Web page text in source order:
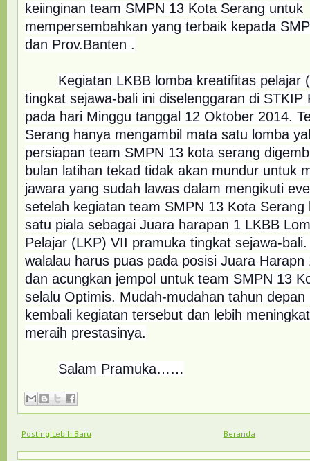
keiinginan team SMPN 13 Kota Serang untuk
mempersembahkan yang terbaik kepada
dan Prov.Banten .
Kegiatan LKBB lomba kreatifitas pelajar
tingkat sejawa-bali ini diselenggaran di STKIP
pada hari Minggu tanggal 12 Oktober 2014.
Serang hanya mengambil mata satu lomba
persiapan team SMPN 13 kota serang
bulan latihan tekad tidak akan mundur untuk
jawara yang sudah lawas dalam mengikuti
setelah kegiatan team SMPN 13 Kota Serang
satu piala sebagai Juara harapan 1 LKBB
Pelajar (LKP) VII pramuka tingkat sejawa-
walalau harus puas pada posisi Juara
dan acungkan jempol untuk team SMPN 13
selalu Optimis. Mudah-mudahan tahun depan
kembali kegiatan tersebut dan lebih
meraih prestasinya.
Salam Pramuka……
Posting Lebih Baru Beranda